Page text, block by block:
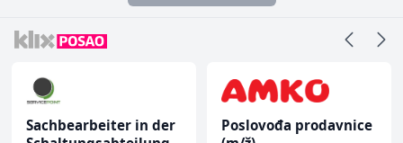
Sachbearbeiter in der
Poslovođa prodavnice